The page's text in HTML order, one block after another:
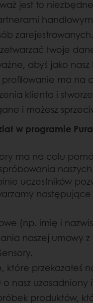
jest to
zarejestrowanych.
twoje
abyś jako
profilowanie ma
klienta i
i możesz
w programie
ma na celu
uczestników
(np. imię i
naszej umowy
które przekazałeś
nasz
produktów,